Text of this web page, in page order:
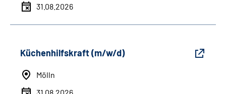
31.08.2026
Küchenhilfskraft (m/w/d)
Mölln